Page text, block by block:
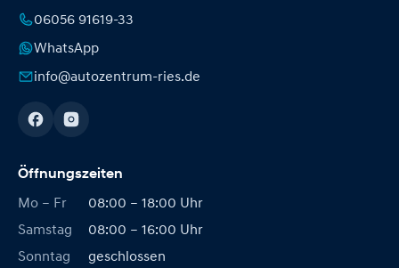
06056 91619-33
WhatsApp
info@autozentrum-ries.de
Öffnungszeiten
Mo – Fr
08:00 – 18:00 Uhr
Samstag
08:00 – 16:00 Uhr
Sonntag
geschlossen